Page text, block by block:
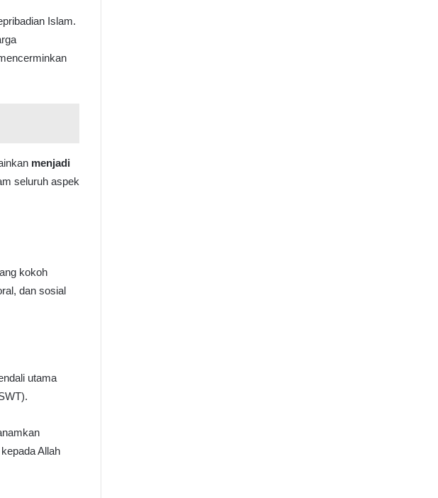
Islam.
menjadi
seluruh aspek
kokoh
dan sosial
utama
Allah